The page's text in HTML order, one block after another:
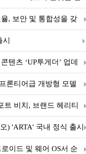
, 보안 및 통합성을 갖
텐츠 ‘UP투게더’ 업데
론티어급 개방형 모델
트 비치, 브랜드 헤리티
) 'ARTA' 국내 정식 출시
이드 및 웨어 OS서 순